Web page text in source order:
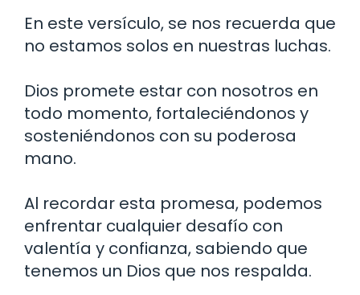
En este versículo, se nos recuerda que
no estamos solos en nuestras luchas.
Dios promete estar con nosotros en
todo momento, fortaleciéndonos y
sosteniéndonos con su poderosa
mano.
Al recordar esta promesa, podemos
enfrentar cualquier desafío con
valentía y confianza, sabiendo que
tenemos un Dios que nos respalda.